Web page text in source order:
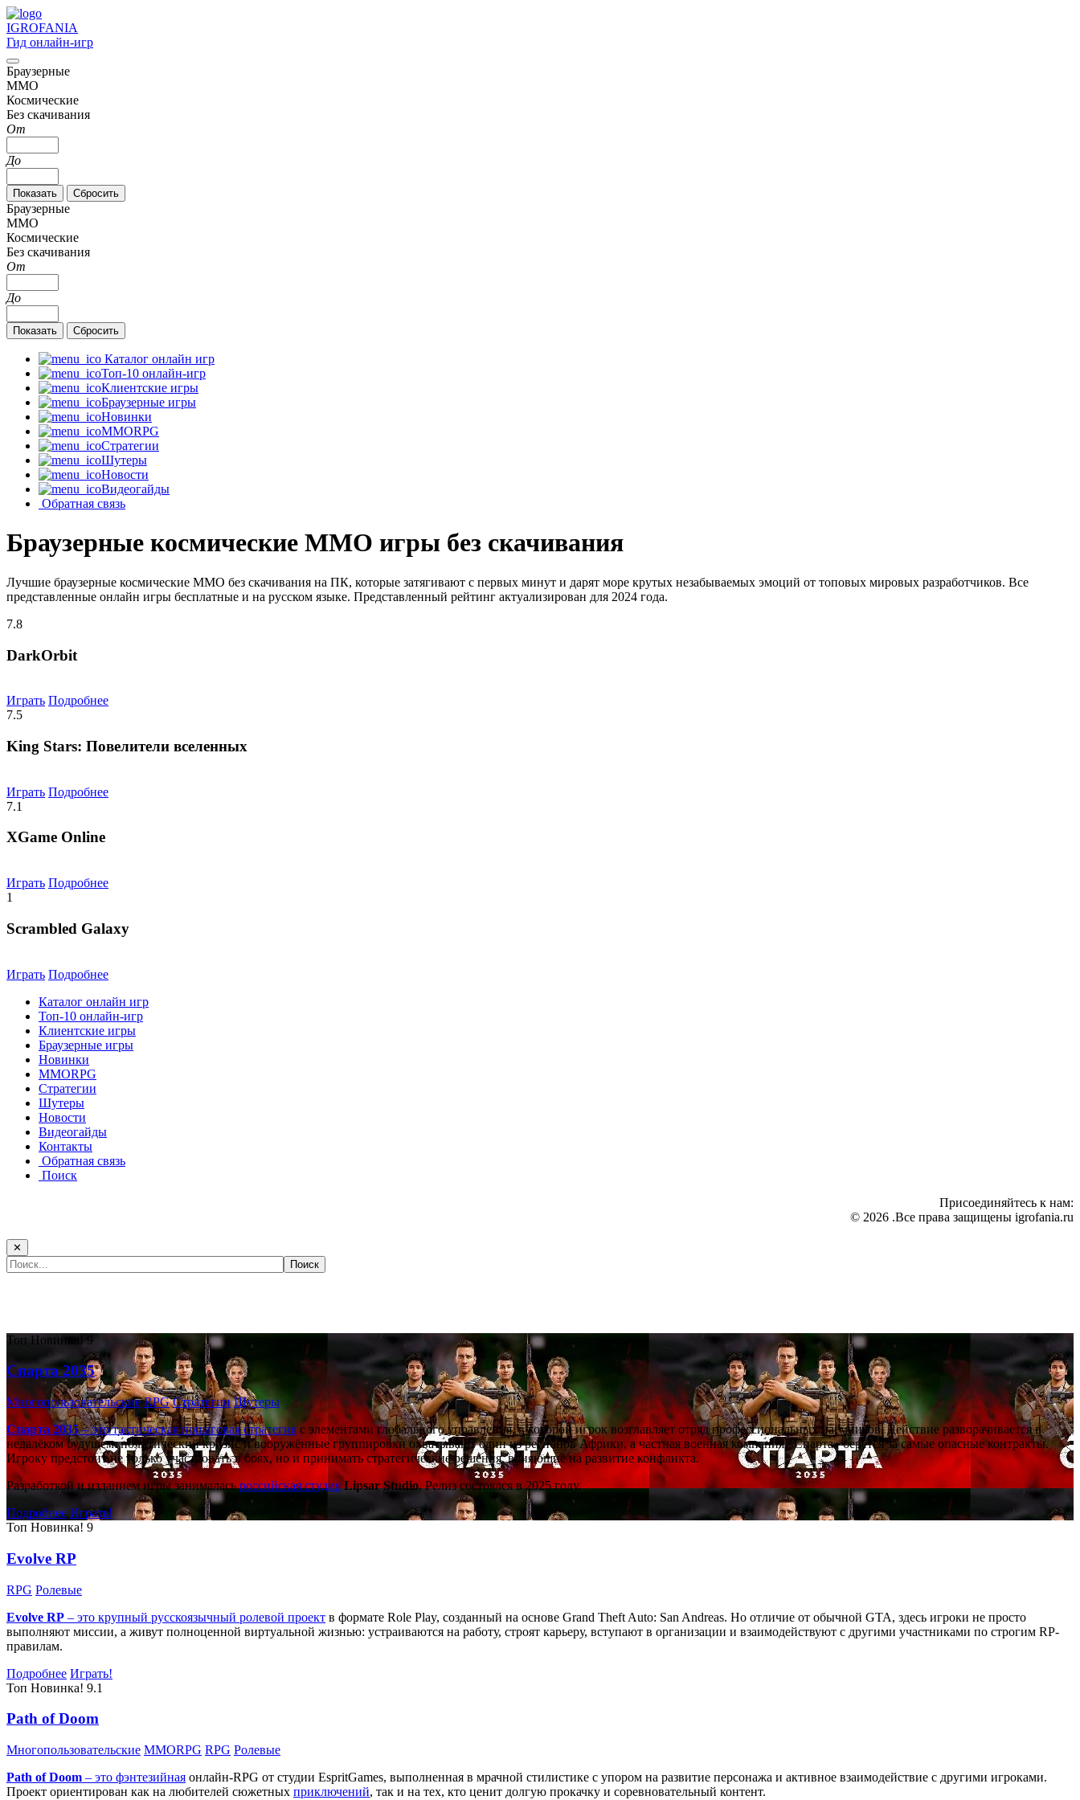
IGROFANIA
Гид онлайн-игр
Браузерные
MMO
Космические
Без скачивания
От
До
Браузерные
MMO
Космические
Без скачивания
От
До
Каталог онлайн игр
Топ-10 онлайн-игр
Клиентские игры
Браузерные игры
Новинки
MMORPG
Стратегии
Шутеры
Новости
Видеогайды
Обратная связь
Браузерные космические MMO игры без скачивания
Лучшие браузерные космические MMO без скачивания на ПК, которые затягивают с первых минут и дарят море крутых незабываемых эмоций от топовых мировых разработчиков. Все
представленные онлайн игры бесплатные и на русском языке. Представленный рейтинг актуализирован для 2024 года.
7.8
DarkOrbit
Играть Подробнее
7.5
King Stars: Повелители вселенных
Играть Подробнее
7.1
XGame Online
Играть Подробнее
1
Scrambled Galaxy
Играть Подробнее
Каталог онлайн игр
Топ-10 онлайн-игр
Клиентские игры
Браузерные игры
Новинки
MMORPG
Стратегии
Шутеры
Новости
Видеогайды
Контакты
Обратная связь
Поиск
Присоединяйтесь к нам:
© 2026 .Все права защищены igrofania.ru
✕
Топ Новинка! 9
Спарта 2035
Многопользовательские RPG Стратегии Шутеры
Спарта 2035– это тактическаяпошаговая стратегияс элементами глобального управления, в которой игрок возглавляет отряд профессиональных наёмников. Действие разворачивается в
недалёком будущем: политический кризис и вооружённые группировки охватывают один из регионов Африки, а частная военная компания «Спарта» берётся за самые опасные контракты.
Игроку предстоит не только участвовать в боях, но и принимать стратегические решения, влияющие на развитие конфликта.
Разработкой и изданием игры занималасьроссийская студия Lipsar Studio. Релиз состоялся в 2025 году.
Подробнее Играть!
Топ Новинка! 9
Evolve RP
RPG Ролевые
Evolve RP – это крупный русскоязычный ролевой проект в формате Role Play, созданный на основе Grand Theft Auto: San Andreas. Но отличие от обычной GTA, здесь игроки не просто
выполняют миссии, а живут полноценной виртуальной жизнью: устраиваются на работу, строят карьеру, вступают в организации и взаимодействуют с другими участниками по строгим RP-
правилам.
Подробнее Играть!
Топ Новинка! 9.1
Path of Doom
Многопользовательские MMORPG RPG Ролевые
Path of Doom – это фэнтезийная онлайн-RPG от студии EspritGames, выполненная в мрачной стилистике с упором на развитие персонажа и активное взаимодействие с другими игроками.
Проект ориентирован как на любителей сюжетных приключений, так и на тех, кто ценит долгую прокачку и соревновательный контент.